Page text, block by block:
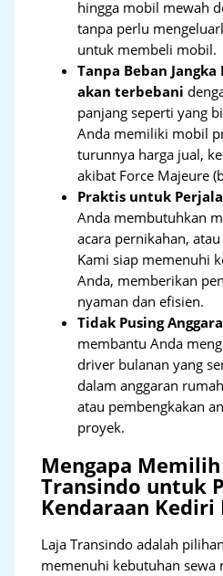
hingga mobil mewah
tanpa perlu
untuk membeli mobil.
Tanpa Beban Jangka
akan terbebani
panjang seperti yang
Anda memiliki mobil
turunnya harga jual,
akibat Force Majeure
Praktis untuk
Anda membutuhkan
acara pernikahan,
Kami siap memenuhi
Anda, memberikan
nyaman dan efisien.
Tidak Pusing
membantu Anda
driver bulanan yang
dalam anggaran
atau pembengkakan
proyek.
Mengapa
Transindo untuk
Kendaraan Kediri
Laja Transindo adalah
memenuhi kebutuhan sewa